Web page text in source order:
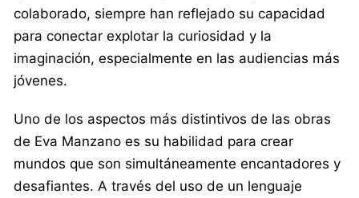
colaborado, siempre han reflejado su capacidad
para conectar explotar la curiosidad y la
imaginación, especialmente en las audiencias más
jóvenes.
Uno de los aspectos más distintivos de las obras
de Eva Manzano es su habilidad para crear
mundos que son simultáneamente encantadores y
desafiantes. A través del uso de un lenguaje